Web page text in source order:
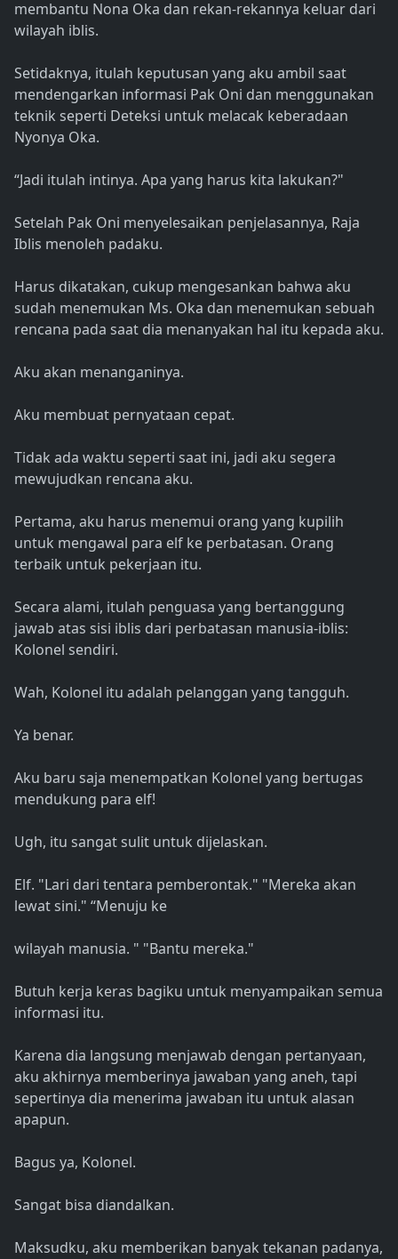
membantu Nona Oka dan rekan-rekannya keluar dari
wilayah iblis.
Setidaknya, itulah keputusan yang aku ambil saat
mendengarkan informasi Pak Oni dan menggunakan
teknik seperti Deteksi untuk melacak keberadaan
Nyonya Oka.
“Jadi itulah intinya. Apa yang harus kita lakukan?"
Setelah Pak Oni menyelesaikan penjelasannya, Raja
Iblis menoleh padaku.
Harus dikatakan, cukup mengesankan bahwa aku
sudah menemukan Ms. Oka dan menemukan sebuah
rencana pada saat dia menanyakan hal itu kepada aku.
Aku akan menanganinya.
Aku membuat pernyataan cepat.
Tidak ada waktu seperti saat ini, jadi aku segera
mewujudkan rencana aku.
Pertama, aku harus menemui orang yang kupilih
untuk mengawal para elf ke perbatasan. Orang
terbaik untuk pekerjaan itu.
Secara alami, itulah penguasa yang bertanggung
jawab atas sisi iblis dari perbatasan manusia-iblis:
Kolonel sendiri.
Wah, Kolonel itu adalah pelanggan yang tangguh.
Ya benar.
Aku baru saja menempatkan Kolonel yang bertugas
mendukung para elf!
Ugh, itu sangat sulit untuk dijelaskan.
Elf. "Lari dari tentara pemberontak." "Mereka akan
lewat sini." “Menuju ke
wilayah manusia. " "Bantu mereka."
Butuh kerja keras bagiku untuk menyampaikan semua
informasi itu.
Karena dia langsung menjawab dengan pertanyaan,
aku akhirnya memberinya jawaban yang aneh, tapi
sepertinya dia menerima jawaban itu untuk alasan
apapun.
Bagus ya, Kolonel.
Sangat bisa diandalkan.
Maksudku, aku memberikan banyak tekanan padanya,